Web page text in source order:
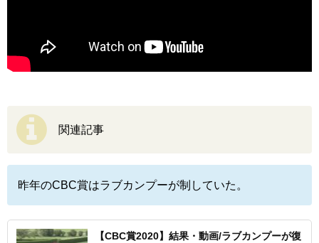
関連記事
昨年のCBC賞はラブカンプーが制していた。
【CBC賞2020】結果・動画/ラブカンプーが復